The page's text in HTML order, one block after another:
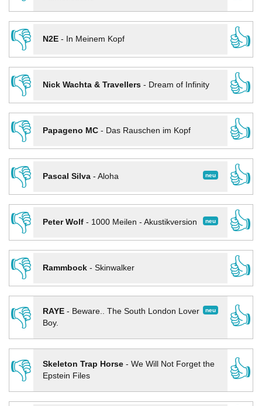
👎
N2E- In Meinem Kopf
👍
👎
Nick Wachta & Travellers- Dream of Infinity
👍
👎
Papageno MC- Das Rauschen im Kopf
👍
👎
neu
Pascal Silva- Aloha
👍
👎
neu
Peter Wolf- 1000 Meilen - Akustikversion
👍
👎
Rammbock- Skinwalker
👍
👎
neu
RAYE- Beware.. The South London Lover
Boy.
👍
👎 Skeleton Trap Horse- We Will Not Forget the
Epstein Files
👍